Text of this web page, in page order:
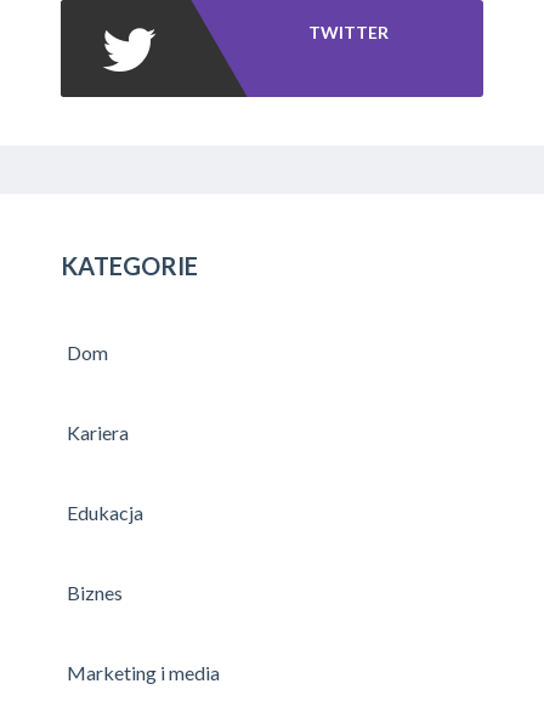
TWITTER
KATEGORIE
Dom
Kariera
Edukacja
Biznes
Marketing i media